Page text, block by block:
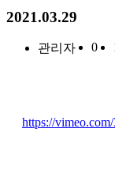
2021.03.29
관리자 0
https://